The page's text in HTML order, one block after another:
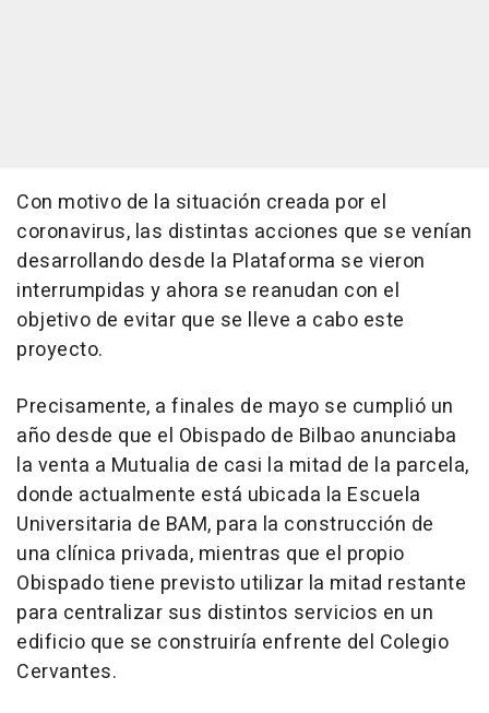
Con motivo de la situación creada por el
coronavirus, las distintas acciones que se venían
desarrollando desde la Plataforma se vieron
interrumpidas y ahora se reanudan con el
objetivo de evitar que se lleve a cabo este
proyecto.
Precisamente, a finales de mayo se cumplió un
año desde que el Obispado de Bilbao anunciaba
la venta a Mutualia de casi la mitad de la parcela,
donde actualmente está ubicada la Escuela
Universitaria de BAM, para la construcción de
una clínica privada, mientras que el propio
Obispado tiene previsto utilizar la mitad restante
para centralizar sus distintos servicios en un
edificio que se construiría enfrente del Colegio
Cervantes.